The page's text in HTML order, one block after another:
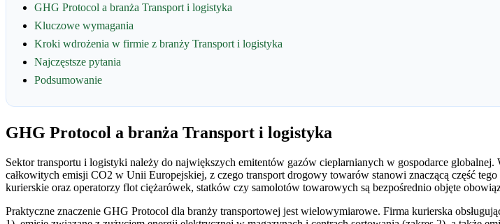
GHG Protocol a branża Transport i logistyka
Kluczowe wymagania
Kroki wdrożenia w firmie z branży Transport i logistyka
Najczęstsze pytania
Podsumowanie
GHG Protocol a branża Transport i logistyka
Sektor transportu i logistyki należy do największych emitentów gazów cieplarnianych w gospodarce
całkowitych emisji CO2 w Unii Europejskiej, z czego transport drogowy towarów stanowi znaczącą część
kurierskie oraz operatorzy flot ciężarówek, statków czy samolotów towarowych są bezpośrednio objęte
Praktyczne znaczenie GHG Protocol dla branży transportowej jest wielowymiarowe. Firma kurierska